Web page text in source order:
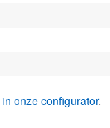
in onze configurator.